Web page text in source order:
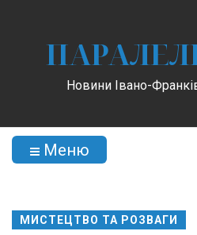
Новини Івано-
Меню
МИСТЕЦТВО ТА РОЗВАГИ